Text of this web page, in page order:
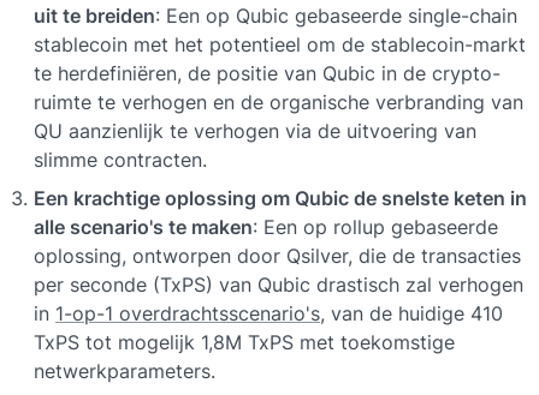
uit te breiden: Een op Qubic gebaseerde single-chain
stablecoin met het potentieel om de stablecoin-markt
te herdefiniëren, de positie van Qubic in de crypto-
ruimte te verhogen en de organische verbranding van
QU aanzienlijk te verhogen via de uitvoering van
slimme contracten.
Een krachtige oplossing om Qubic de snelste keten in
alle scenario's te maken: Een op rollup gebaseerde
oplossing, ontworpen door Qsilver, die de transacties
per seconde (TxPS) van Qubic drastisch zal verhogen
in 1-op-1 overdrachtsscenario's, van de huidige 410
TxPS tot mogelijk 1,8M TxPS met toekomstige
netwerkparameters.